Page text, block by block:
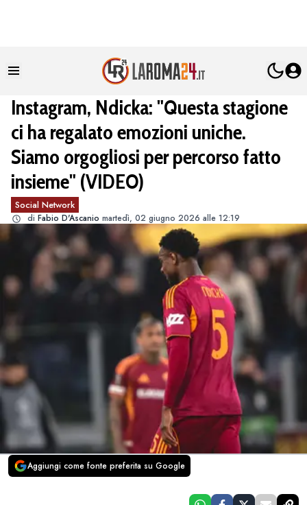
Instagram, Ndicka: "Questa stagione
ci ha regalato emozioni uniche.
Siamo orgogliosi per percorso fatto
insieme" (VIDEO)
Social Network
di Fabio D'Ascanio martedì, 02 giugno 2026 alle 12:19
Aggiungi come fonte preferita su Google